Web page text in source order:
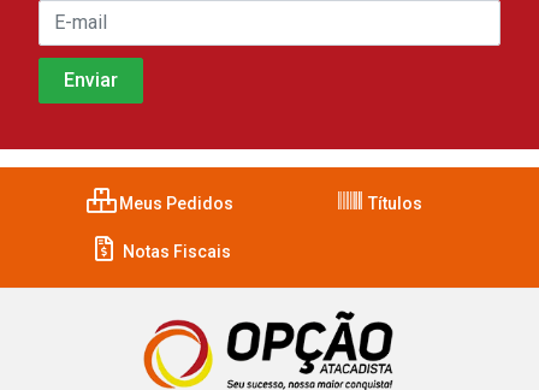
Meus Pedidos Títulos
Notas Fiscais